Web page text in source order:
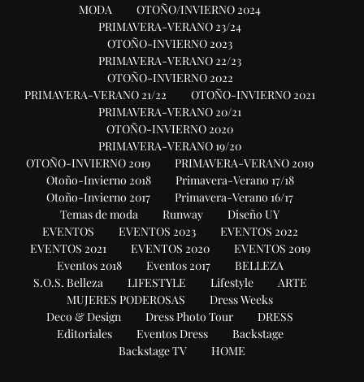
MODA
OTOÑO/INVIERNO 2024
PRIMAVERA-VERANO 23/24
OTOÑO-INVIERNO 2023
PRIMAVERA-VERANO 22/23
OTOÑO-INVIERNO 2022
PRIMAVERA-VERANO 21/22
OTOÑO-INVIERNO 2021
PRIMAVERA-VERANO 20/21
OTOÑO-INVIERNO 2020
PRIMAVERA-VERANO 19/20
OTOÑO-INVIERNO 2019
PRIMAVERA-VERANO 2019
Otoño-Invierno 2018
Primavera-Verano 17/18
Otoño-Invierno 2017
Primavera-Verano 16/17
Temas de moda
Runway
Diseño UY
EVENTOS
EVENTOS 2023
EVENTOS 2022
EVENTOS 2021
EVENTOS 2020
EVENTOS 2019
Eventos 2018
Eventos 2017
BELLEZA
S.O.S. Belleza
LIFESTYLE Lifestyle
ARTE
MUJERES PODEROSAS
Dress Weeks
Deco & Design
Dress Photo Tour
DRESS
Editoriales
Eventos Dress
Backstage
Backstage TV
HOME